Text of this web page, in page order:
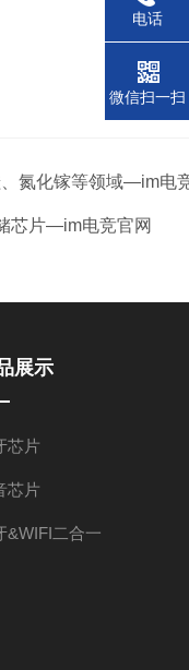
氮化镓等领域—im电
芯片—im电竞官网
展示
芯片
芯片
&WIFI二合一
电话
微信扫一扫